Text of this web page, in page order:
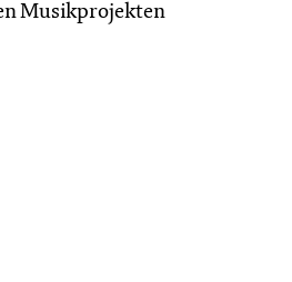
Musikprojekten